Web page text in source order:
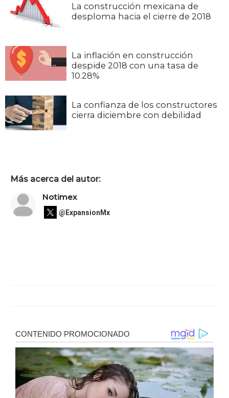
La construcción mexicana de
desploma hacia el cierre de 2018
La inflación en construcción
despide 2018 con una tasa de
10.28%
La confianza de los constructores
cierra diciembre con debilidad
Más acerca del autor:
Notimex
@ExpansionMx